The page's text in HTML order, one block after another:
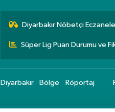
Diyarbakır Nöbetçi
Süper Lig Puan Durumu ve
Diyarbakır Bölge Röportaj